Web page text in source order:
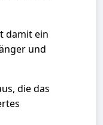
damit ein
und
die das